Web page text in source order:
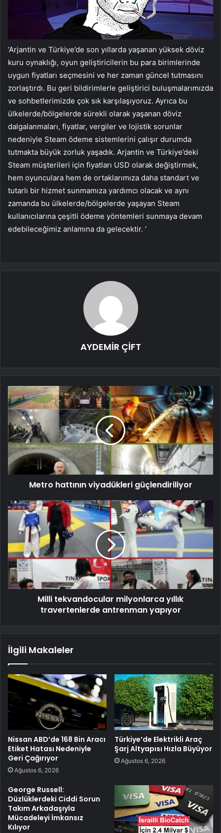
‘Arjantin ve Türkiye’de son yıllarda yaşanan yüksek döviz
kuru oynaklığı, oyun geliştiricilerin bu para birimlerinde
uygun fiyatları seçmesini ve her zaman güncel tutmasını
zorlaştırdı. Bu geri bildirimlerle geliştirici buluşmalarımızda
ve sohbetlerimizde çok sık karşılaşıyoruz. Ayrıca bu
ülkelerde/bölgelerde sürekli olarak yaşanan döviz
dalgalanmaları, fiyatlar, vergiler ve lojistik sorunlar
nedeniyle Steam ödeme sistemlerini çalışır durumda
tutmakta büyük zorluk yaşadık. Arjantin ve Türkiye’deki
Steam müşterileri için fiyatları USD olarak değiştirmek,
hem oyunculara hem de ortaklarımıza daha standart ve
tutarlı bir hizmet sunmamıza yardımcı olacak ve aynı
zamanda bu ülkelerde/bölgelerde yaşayan Steam
kullanıcılarına çeşitli ödeme yöntemleri sunmaya devam
edebileceğimiz anlamına da gelecektir. ‘
AYDEMİR ÇİFT
Metro hattının viyadükleri güçlendiriliyor
Milli tekvandocular milyonlarca yıllık
travertenlerde antrenman yapıyor
İlgili Makaleler
Nissan ABD’de 168 Bin Aracı
Etiket Hatası Nedeniyle
Geri Çağırıyor
Ağustos 6, 2026
Türkiye’de Elektrikli Araç
Şarj Altyapısı Hızla Büyüyor
Ağustos 6, 2026
George Russell:
Düzlüklerdeki Ciddi Sorun
Takım Arkadaşıyla
Mücadeleyi İmkansız
Kılıyor